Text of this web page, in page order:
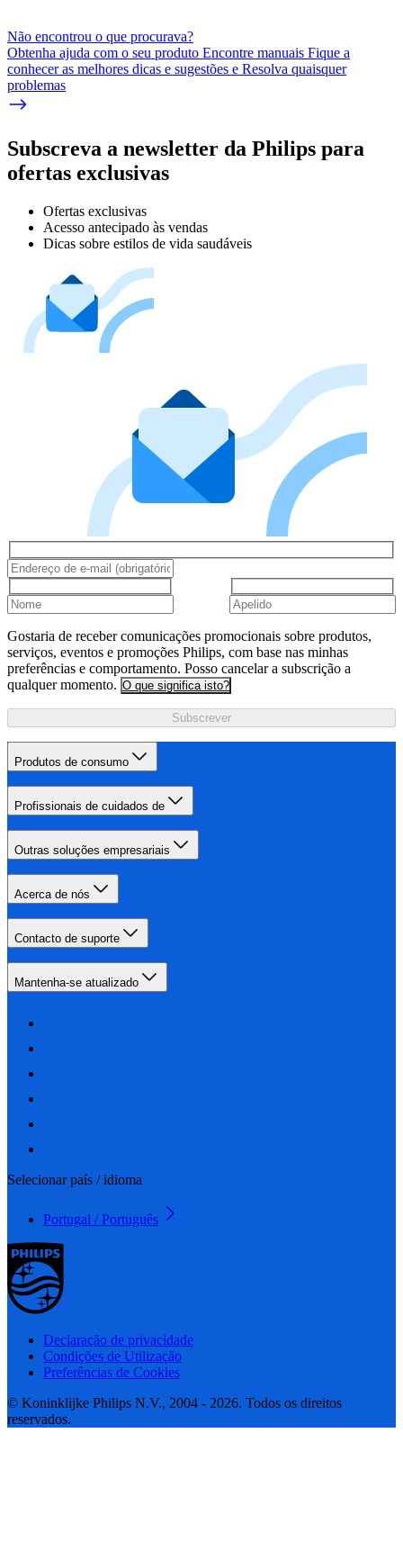
Não encontrou o que procurava?
Obtenha ajuda com o seu produto Encontre manuais Fique a
conhecer as melhores dicas e sugestões e Resolva quaisquer
problemas
Subscreva a newsletter da Philips para
ofertas exclusivas
Ofertas exclusivas
Acesso antecipado às vendas
Dicas sobre estilos de vida saudáveis
Gostaria de receber comunicações promocionais sobre produtos,
serviços, eventos e promoções Philips, com base nas minhas
preferências e comportamento. Posso cancelar a subscrição a
qualquer momento. O que significa isto?
Subscrever
Produtos de consumo
Profissionais de cuidados de
Outras soluções empresariais
Acerca de nós
Contacto de suporte
Mantenha-se atualizado
Selecionar país / idioma
Portugal / Português
Declaração de privacidade
Condições de Utilização
Preferências de Cookies
© Koninklijke Philips N.V., 2004 - 2026. Todos os direitos
reservados.